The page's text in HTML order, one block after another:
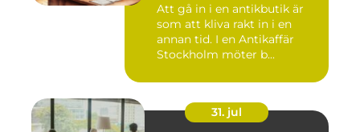
Att gå in i en antikbutik är
som att kliva rakt in i en
annan tid. I en Antikaffär
Stockholm möter b...
31. jul